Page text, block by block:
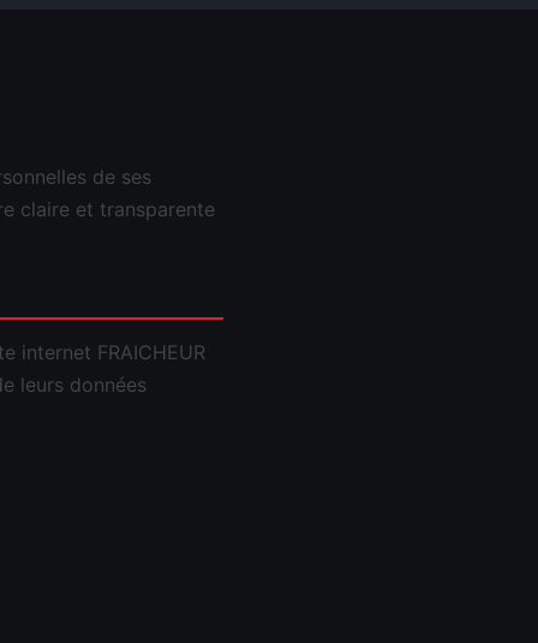
de ses
claire et transparente
internet FRAICHEUR
leurs données